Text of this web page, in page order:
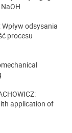
odsysania
procesu
application of